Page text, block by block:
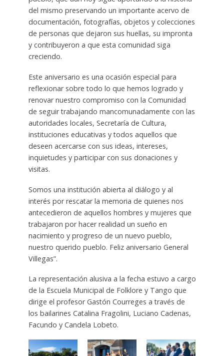
del mismo preservando un importante acervo de
documentación, fotografías, objetos y colecciones
de personas que dejaron sus huellas, su impronta
y contribuyeron a que esta comunidad siga
creciendo.
Este aniversario es una ocasión especial para
reflexionar sobre todo lo que hemos logrado y
renovar nuestro compromiso con la Comunidad
de seguir trabajando mancomunadamente con las
autoridades locales, Secretaría de Cultura,
instituciones educativas y todos aquellos que
deseen acercarse con sus ideas, intereses,
inquietudes y participar con sus donaciones y
visitas.
Somos una institución abierta al diálogo y al
interés por rescatar la memoria de quienes nos
antecedieron de aquellos hombres y mujeres que
trabajaron por hacer realidad un sueño en
nacimiento y progreso de un nuevo pueblo,
nuestro querido pueblo. Feliz aniversario General
Villegas”.
La representación alusiva a la fecha estuvo a cargo
de la Escuela Municipal de Folklore y Tango que
dirige el profesor Gastón Courreges a través de
los bailarines Catalina Fragolini, Luciano Cadenas,
Facundo y Candela Lobeto.